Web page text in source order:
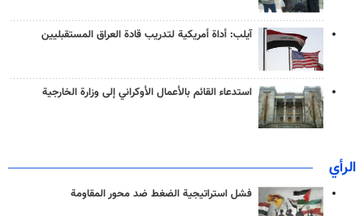
آيلب: أداة أمريكية لتدريب قادة العراق المستقبليين
استدعاء القائم بالأعمال الأوكراني إلى وزارة الخارجية
الرأي
فشل استراتيجية الضغط ضد محور المقاومة